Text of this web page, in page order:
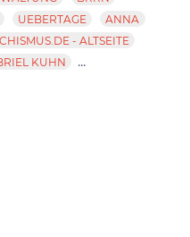
UEBERTAGE
ANNA
- ALTSEITE
KUHN ...